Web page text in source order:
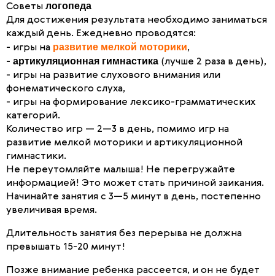
Советы логопеда
Для достижения результата необходимо заниматься
каждый день. Ежедневно проводятся:
- игры на развитие мелкой моторики,
- артикуляционная гимнастика (лучше 2 раза в день),
- игры на развитие слухового внимания или
фонематического слуха,
- игры на формирование лексико-грамматических
категорий.
Количество игр — 2—3 в день, помимо игр на
развитие мелкой моторики и артикуляционной
гимнастики.
Не переутомляйте малыша! Не перегружайте
информацией! Это может стать причиной заикания.
Начинайте занятия с 3—5 минут в день, постепенно
увеличивая время.
Длительность занятия без перерыва не должна
превышать 15-20 минут!
Позже внимание ребенка рассеется, и он не будет